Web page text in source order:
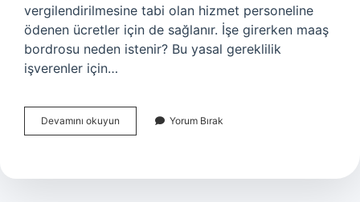
vergilendirilmesine tabi olan hizmet personeline
ödenen ücretler için de sağlanır. İşe girerken maaş
bordrosu neden istenir? Bu yasal gereklilik
işverenler için…
Devamını okuyun
Iş
Maaş
Yorum Bırak